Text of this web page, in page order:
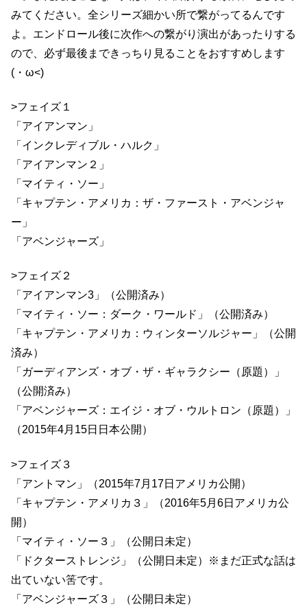
みてください。全シリーズ細かい所で繋がってるんです
よ。エンドロール後に次作への繋がり演出があったりする
ので、必ず最後まできっちり見ることをおすすめします
(・ω<)
>フェイズ１
「アイアンマン」
「インクレディブル・ハルク」
「アイアンマン２」
「マイティ・ソー」
「キャプテン・アメリカ：ザ・ファースト・アベンジャ
ー」
「アベンジャーズ」
>フェイズ２
「アイアンマン3」（公開済み）
「マイティ・ソー：ダーク・ワールド」（公開済み）
「キャプテン・アメリカ：ウィンターソルジャー」（公開
済み）
「ガーディアンズ・オブ・ザ・ギャラクシー（原題）」
（公開済み）
「アベンジャーズ：エイジ・オブ・ウルトロン（原題）」
（2015年4月15日日本公開）
>フェイズ３
「アントマン」（2015年7月17日アメリカ公開）
「キャプテン・アメリカ３」（2016年5月6日アメリカ公
開）
「マイティ・ソー３」（公開日未定）
「ドクターストレンジ」（公開日未定）※まだ正式な話は
出ていない筈です。
「アベンジャーズ３」（公開日未定）